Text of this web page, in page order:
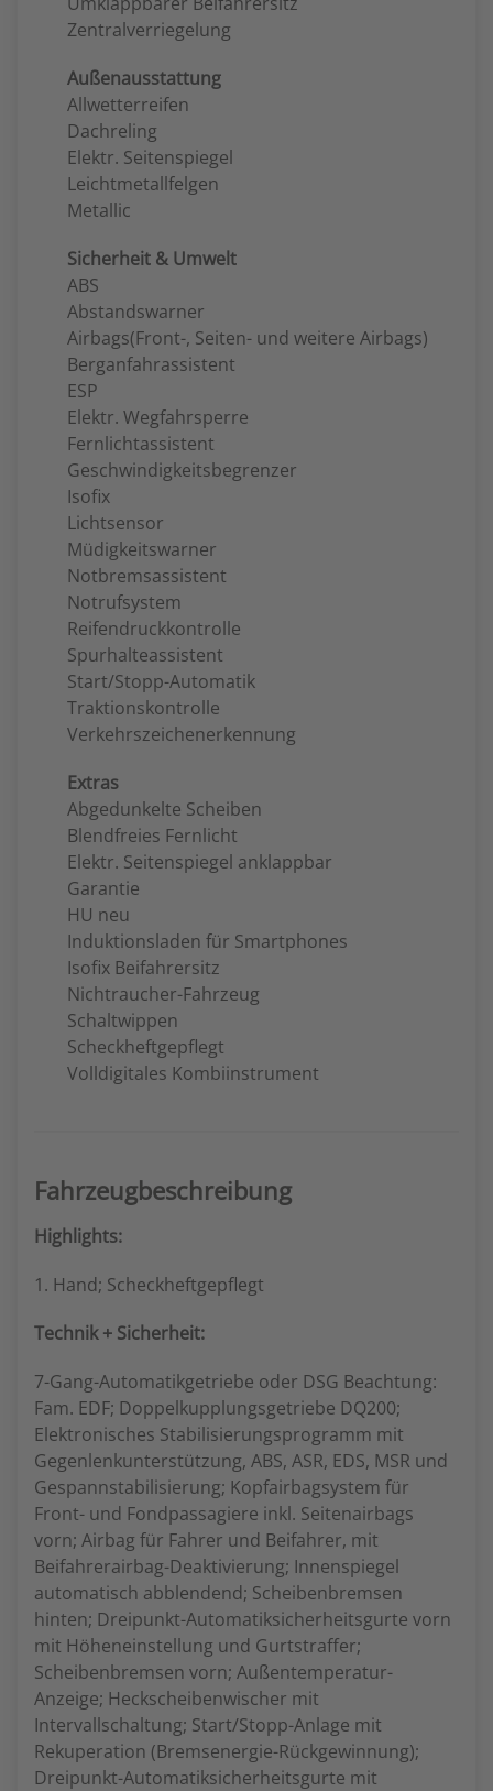
Zentralverriegelung
Außenausstattung
Allwetterreifen
Dachreling
Elektr. Seitenspiegel
Leichtmetallfelgen
Metallic
Sicherheit & Umwelt
ABS
Abstandswarner
Airbags(Front-, Seiten- und weitere Airbags)
Berganfahrassistent
ESP
Elektr. Wegfahrsperre
Fernlichtassistent
Geschwindigkeitsbegrenzer
Isofix
Lichtsensor
Müdigkeitswarner
Notbremsassistent
Notrufsystem
Reifendruckkontrolle
Spurhalteassistent
Start/Stopp-Automatik
Traktionskontrolle
Verkehrszeichenerkennung
Extras
Abgedunkelte Scheiben
Blendfreies Fernlicht
Elektr. Seitenspiegel anklappbar
Garantie
HU neu
Induktionsladen für Smartphones
Isofix Beifahrersitz
Nichtraucher-Fahrzeug
Schaltwippen
Scheckheftgepflegt
Volldigitales Kombiinstrument
Fahrzeugbeschreibung
Highlights:
1. Hand; Scheckheftgepflegt
Technik + Sicherheit:
7-Gang-Automatikgetriebe oder DSG Beachtung:
Fam. EDF; Doppelkupplungsgetriebe DQ200;
Elektronisches Stabilisierungsprogramm mit
Gegenlenkunterstützung, ABS, ASR, EDS, MSR und
Gespannstabilisierung; Kopfairbagsystem für
Front- und Fondpassagiere inkl. Seitenairbags
vorn; Airbag für Fahrer und Beifahrer, mit
Beifahrerairbag-Deaktivierung; Innenspiegel
automatisch abblendend; Scheibenbremsen
hinten; Dreipunkt-Automatiksicherheitsgurte vorn
mit Höheneinstellung und Gurtstraffer;
Scheibenbremsen vorn; Außentemperatur-
Anzeige; Heckscheibenwischer mit
Intervallschaltung; Start/Stopp-Anlage mit
Rekuperation (Bremsenergie-Rückgewinnung);
Dreipunkt-Automatiksicherheitsgurte mit